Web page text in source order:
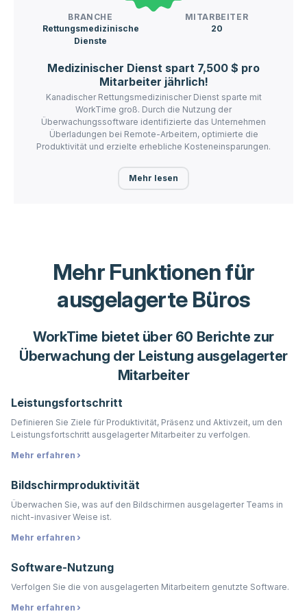
BRANCHE
Rettungsmedizinische
Dienste
MITARBEITER
20
Medizinischer Dienst spart 7,500 $ pro
Mitarbeiter jährlich!
Kanadischer Rettungsmedizinischer Dienst sparte mit
WorkTime groß. Durch die Nutzung der
Überwachungssoftware identifizierte das Unternehmen
Überladungen bei Remote-Arbeitern, optimierte die
Produktivität und erzielte erhebliche Kosteneinsparungen.
Mehr lesen
Mehr Funktionen für
ausgelagerte Büros
WorkTime bietet über 60 Berichte zur
Überwachung der Leistung ausgelagerter
Mitarbeiter
Leistungsfortschritt
Definieren Sie Ziele für Produktivität, Präsenz und Aktivzeit, um den
Leistungsfortschritt ausgelagerter Mitarbeiter zu verfolgen.
Mehr erfahren
Bildschirmproduktivität
Überwachen Sie, was auf den Bildschirmen ausgelagerter Teams in
nicht-invasiver Weise ist.
Mehr erfahren
Software-Nutzung
Verfolgen Sie die von ausgelagerten Mitarbeitern genutzte Software.
Mehr erfahren